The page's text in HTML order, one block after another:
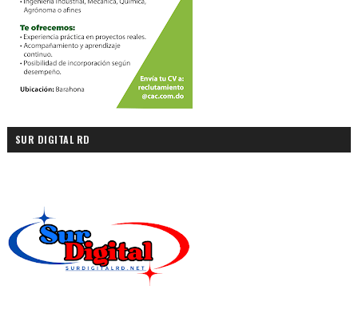
SUR DIGITAL RD